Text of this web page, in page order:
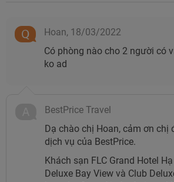
Hạng phòng Thông
Deluxe Golf View
người lớn
- Thông tin bổ
đôi hoặc 2
sân golf.
Hoan, 18/03/2022
Có phòng nào cho 2 người có
ko ad
BestPrice Travel
Dạ chào chị Hoan, cảm ơn chị
dịch vụ của BestPrice.
Khách sạn FLC Grand Hotel
Deluxe Bay View và Club